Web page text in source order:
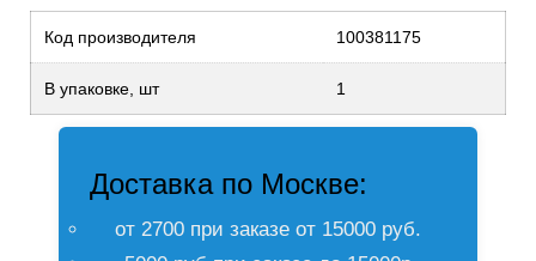
Код производителя 100381175
В упаковке, шт 1
Доставка по Москве:
от 2700 при заказе от 15000 руб.